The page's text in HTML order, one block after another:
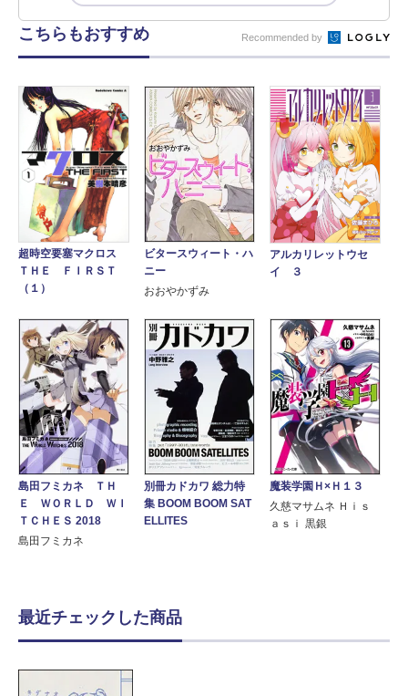
こちらもおすすめ Recommended by
超時空要塞マクロス
ＴＨＥ ＦＩＲＳＴ
（１）
ビタースウィート・ハ
ニー
おおやかずみ
アルカリレットウセ
イ ３
島田フミカネ ＴＨ
Ｅ ＷＯＲＬＤ ＷＩ
ＴＣＨＥＳ 2018
島田フミカネ
別冊カドカワ 総力特
集 BOOM BOOM SAT
ELLITES
魔装学園Ｈ×Ｈ１３
久慈マサムネ Ｈｉｓ
ａｓｉ 黒銀
最近チェックした商品